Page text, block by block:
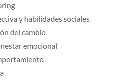
y habilidades sociales
del cambio
emocional